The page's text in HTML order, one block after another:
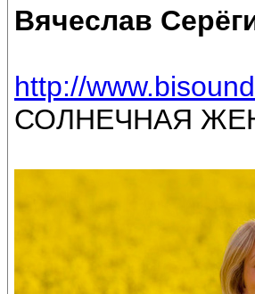
Вячеслав
http://
СОЛНЕЧНАЯ